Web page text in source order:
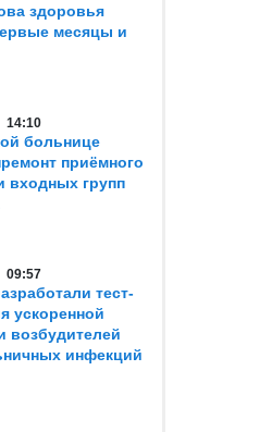
здоровья
месяцы и
14:10
больнице
приёмного
входных групп
09:57
тест-
ускоренной
возбудителей
инфекций